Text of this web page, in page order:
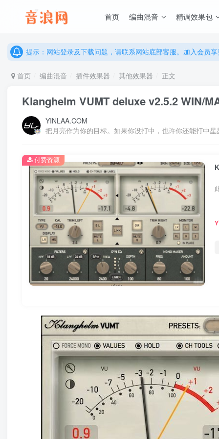
首页 编曲混音 精调效果包
提示：网站登录及下载问题，请联系网站底部客服。加入会员
提示：网站登录及下载问题，请联系网站底部客服。加入会员
首页 编曲混音 插件效果器 其他效果器 正文
Klanghelm VUMT deluxe v2.5.2 WIN/
YINLAA.COM
把月亮作为你的目标。如果你没打中，也许你还能打中星
付费资源